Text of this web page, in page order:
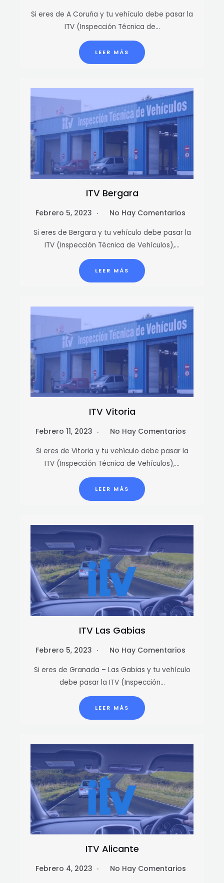
Si eres de A Coruña y tu vehículo debe pasar la
ITV (Inspección Técnica de…
LEER MÁS
ITV Bergara
Febrero 5, 2023 No Hay Comentarios
Si eres de Bergara y tu vehículo debe pasar la
ITV (Inspección Técnica de Vehículos),…
LEER MÁS
ITV Vitoria
Febrero 11, 2023 No Hay Comentarios
Si eres de Vitoria y tu vehículo debe pasar la
ITV (Inspección Técnica de Vehículos),…
LEER MÁS
ITV Las Gabias
Febrero 5, 2023 No Hay Comentarios
Si eres de Granada – Las Gabias y tu vehículo
debe pasar la ITV (Inspección…
LEER MÁS
ITV Alicante
Febrero 4, 2023 No Hay Comentarios